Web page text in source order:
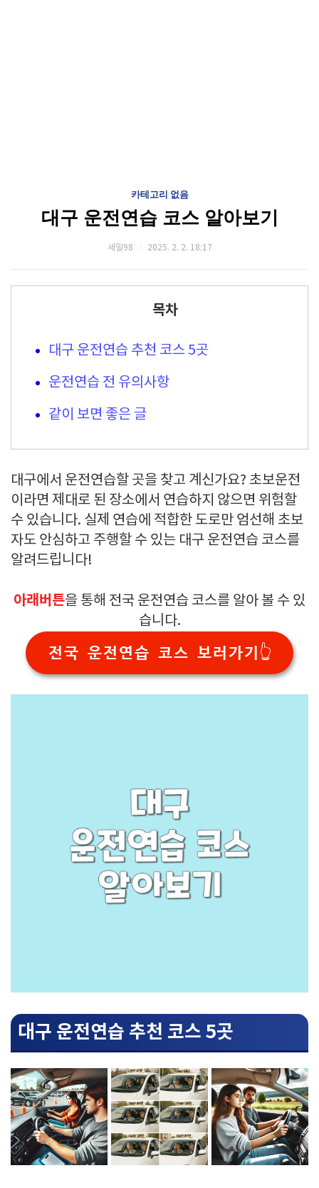
카테고리 없음
대구 운전연습 코스 알아보기
세일98 2025. 2. 2. 18:17
목차
대구 운전연습 추천 코스 5곳
운전연습 전 유의사항
같이 보면 좋은 글
대구에서 운전연습할 곳을 찾고 계신가요? 초보운전
이라면 제대로 된 장소에서 연습하지 않으면 위험할
수 있습니다. 실제 연습에 적합한 도로만 엄선해 초보
자도 안심하고 주행할 수 있는 대구 운전연습 코스를
알려드립니다!
아래버튼을 통해 전국 운전연습 코스를 알아 볼 수 있
습니다.
전국 운전연습 코스 보러가기👆️
대구 운전연습 추천 코스 5곳